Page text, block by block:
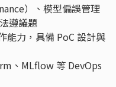
）、模型偏誤管理
遵議題
能力，具備 PoC 設計與
、MLflow 等 DevOps